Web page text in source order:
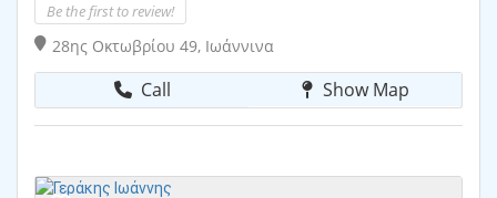
Be the first to review!
28ης Οκτωβρίου 49, Ιωάννινα
Call Show Map